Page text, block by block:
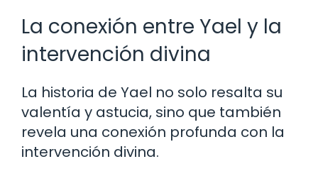
La conexión entre Yael y la
intervención divina
La historia de Yael no solo resalta su
valentía y astucia, sino que también
revela una conexión profunda con la
intervención divina.